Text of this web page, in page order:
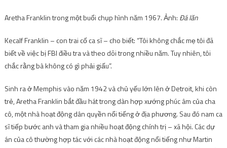
Aretha Franklin trong một buổi chụp hình năm 1967. Ảnh: Đá lăn
Kecalf Franklin – con trai cố ca sĩ – cho biết: “Tôi không chắc mẹ tôi đã
biết về việc bị FBI điều tra và theo dõi trong nhiều năm. Tuy nhiên, tôi
chắc rằng bà không có gì phải giấu”.
Sinh ra ở Memphis vào năm 1942 và chủ yếu lớn lên ở Detroit, khi còn
trẻ, Aretha Franklin bắt đầu hát trong dàn hợp xướng phúc âm của cha
cô, một nhà hoạt động dân quyền nổi tiếng ở địa phương. Sau đó nam ca
sĩ tiếp bước anh và tham gia nhiều hoạt động chính trị – xã hội. Các dự
án của cô thường hợp tác với các nhà hoạt động nổi tiếng như Martin